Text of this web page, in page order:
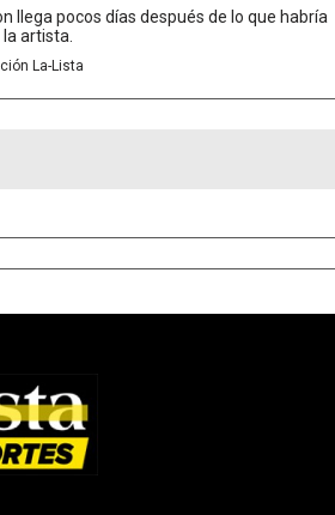
llega pocos días después de lo que habría
la artista.
La-Lista